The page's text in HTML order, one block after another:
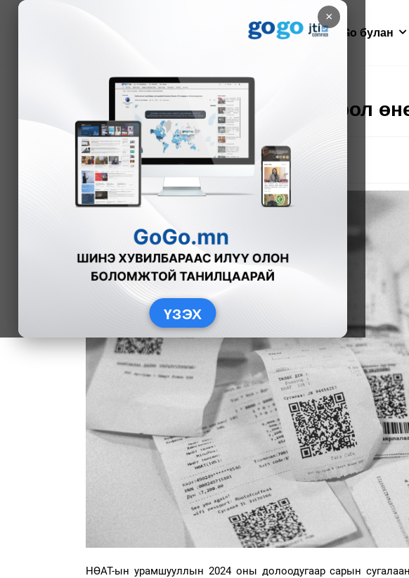
×
ҮЗЭХ
Мэдээ GoGo булан
НӨАТ-ын сугалааны тохирол
А.Номин Эдийн засаг 2024-07-17
НӨАТ-ын урамшууллын 2024 оны долоодугаар сарын